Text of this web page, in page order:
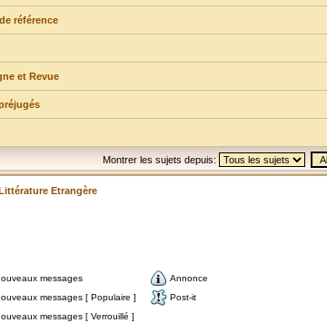
référence
et Revue
Montrer les sujets depuis:
Etrangère
messages
Annonce
messages [ Populaire ]
Post-it
messages [ Verrouillé ]